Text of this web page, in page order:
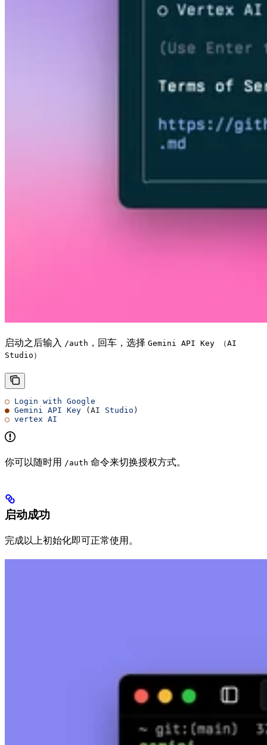
启动之后输入 /auth ，回车，选择 Gemini API Key （AI
Studio）
○ Login with Google
● Gemini API Key (AI Studio )
○ vertex AI
你可以随时用 /auth 命令来切换授权方式。
启动成功
完成以上初始化即可正常使用。